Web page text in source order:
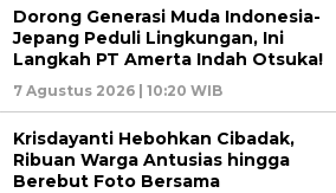
Dorong Generasi Muda Indonesia-
Jepang Peduli Lingkungan, Ini
Langkah PT Amerta Indah Otsuka!
7 Agustus 2026 | 10:20 WIB
Krisdayanti Hebohkan Cibadak,
Ribuan Warga Antusias hingga
Berebut Foto Bersama